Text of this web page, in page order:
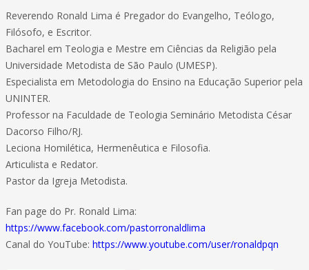
Reverendo Ronald Lima é Pregador do Evangelho, Teólogo,
Filósofo, e Escritor.
Bacharel em Teologia e Mestre em Ciências da Religião pela
Universidade Metodista de São Paulo (UMESP).
Especialista em Metodologia do Ensino na Educação Superior pela
UNINTER.
Professor na Faculdade de Teologia Seminário Metodista César
Dacorso Filho/RJ.
Leciona Homilética, Hermenêutica e Filosofia.
Articulista e Redator.
Pastor da Igreja Metodista.
Fan page do Pr. Ronald Lima:
https://www.facebook.com/pastorronaldlima
Canal do YouTube: https://www.youtube.com/user/ronaldpqn